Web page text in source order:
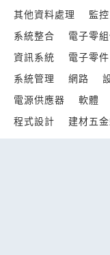
其他資料處理
監
系統整合
電子零
資訊系統
電子零件
系統管理
網路
電源供應器
軟體
程式設計
建材五